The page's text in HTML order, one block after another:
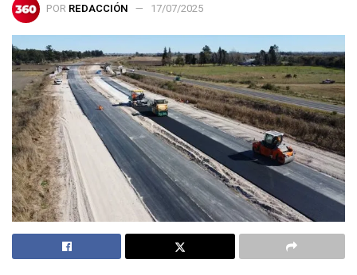
POR REDACCIÓN 17/07/2025